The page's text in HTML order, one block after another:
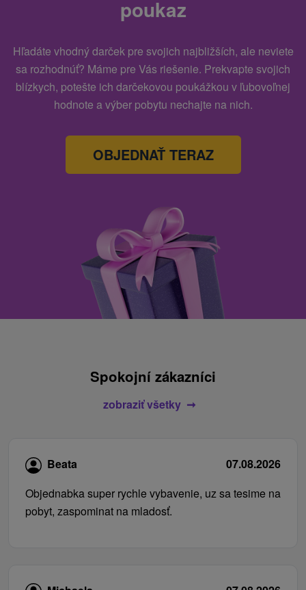
poukaz
Hľadáte vhodný darček pre svojich najbližších, ale neviete
sa rozhodnúť? Máme pre Vás riešenie. Prekvapte svojich
blízkych, potešte ich darčekovou poukážkou v ľubovoľnej
hodnote a výber pobytu nechajte na nich.
OBJEDNAŤ TERAZ
Spokojní zákazníci
zobraziť všetky
Beata
07.08.2026
Objednabka super rychle vybavenie, uz sa tesime na
pobyt, zaspominat na mladosť.